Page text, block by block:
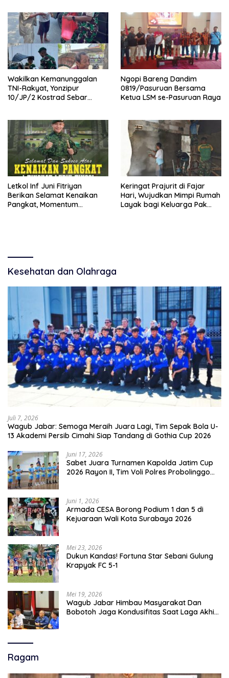
Wakilkan Kemanunggalan
TNI-Rakyat, Yonzipur
10/JP/2 Kostrad Sebar
Ngopi Bareng Dandim
0819/Pasuruan Bersama
Ketua LSM se-Pasuruan Raya
Letkol Inf Juni Fitriyan
Berikan Selamat Kenaikan
Pangkat, Momentum
Keringat Prajurit di Fajar
Hari, Wujudkan Mimpi Rumah
Layak bagi Keluarga Pak
Kesehatan dan Olahraga
Juli 7, 2026
Wagub Jabar: Semoga Meraih Juara Lagi, Tim Sepak Bola U-
13 Akademi Persib Cimahi Siap Tandang di Gothia Cup 2026
Juni 17, 2026
Sabet Juara Turnamen Kapolda Jatim Cup
2026 Rayon II, Tim Voli Polres Probolinggo
Juni 1, 2026
Armada CESA Borong Podium 1 dan 5 di
Kejuaraan Wali Kota Surabaya 2026
Mei 23, 2026
Dukun Kandas! Fortuna Star Sebani Gulung
Krapyak FC 5-1
Mei 19, 2026
Wagub Jabar Himbau Masyarakat Dan
Bobotoh Jaga Kondusifitas Saat Laga Akhir
Ragam